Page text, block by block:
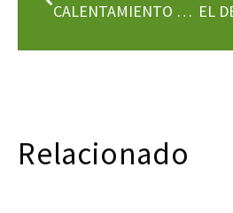
CALENTAMIENTO DE MANOS – CENTRE DE FISIOTERAPIA PUNSOLA
Relacionado